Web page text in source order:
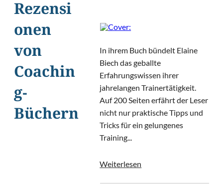
Rezensi
onen
von
Coachin
g-
Büchern
In ihrem Buch bündelt Elaine
Biech das geballte
Erfahrungswissen ihrer
jahrelangen Trainertätigkeit.
Auf 200 Seiten erfährt der Leser
nicht nur praktische Tipps und
Tricks für ein gelungenes
Training...
Weiterlesen